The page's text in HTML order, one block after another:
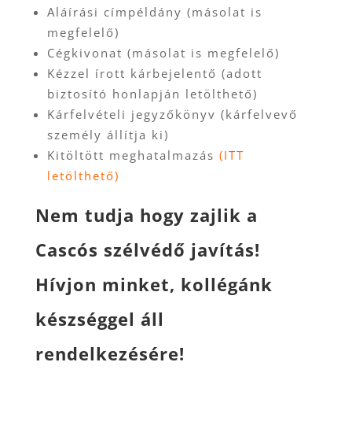
Aláírási címpéldány (másolat is
megfelelő)
Cégkivonat (másolat is megfelelő)
Kézzel írott kárbejelentő (adott
biztosító honlapján letölthető)
Kárfelvételi jegyzőkönyv (kárfelvevő
személy állítja ki)
Kitöltött meghatalmazás (ITT
letölthető)
Nem tudja hogy zajlik a
Cascós szélvédő javítás!
Hívjon minket, kollégánk
készséggel áll
rendelkezésére!